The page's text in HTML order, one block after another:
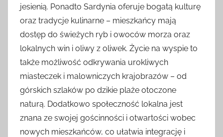
jesienią. Ponadto Sardynia oferuje bogatą kulturę
oraz tradycje kulinarne – mieszkańcy mają
dostęp do świeżych ryb i owoców morza oraz
lokalnych win i oliwy z oliwek. Życie na wyspie to
także możliwość odkrywania urokliwych
miasteczek i malowniczych krajobrazów – od
górskich szlaków po dzikie plaże otoczone
naturą. Dodatkowo społeczność lokalna jest
znana ze swojej gościnności i otwartości wobec
nowych mieszkańców, co ułatwia integrację i